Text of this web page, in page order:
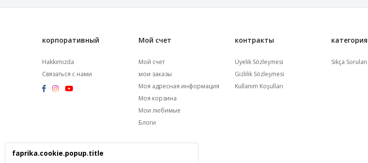
корпоративный
Hakkımızda
Связаться с нами
Мой счет
Мой счет
мои заказы
Моя адресная информация
Моя корзина
Мои любимые
Блоги
контракты
Üyelik Sözleşmesi
Gizlilik Sözleşmesi
Kullanım Koşulları
категория
Sıkça
faprika.cookie.popup.title